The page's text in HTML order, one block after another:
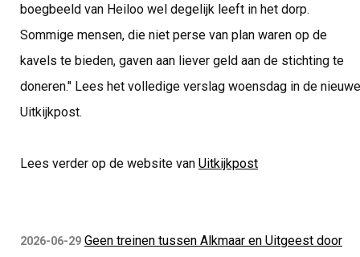
boegbeeld van Heiloo wel degelijk leeft in het dorp.
Sommige mensen, die niet perse van plan waren op de
kavels te bieden, gaven aan liever geld aan de stichting te
doneren." Lees het volledige verslag woensdag in de nieuwe
Uitkijkpost.
Lees verder op de website van Uitkijkpost
2026-06-29 Geen treinen tussen Alkmaar en Uitgeest door